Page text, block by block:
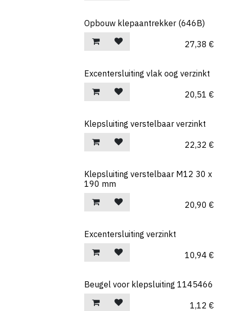
Opbouw klepaantrekker (646B)
27,38 €
Excentersluiting vlak oog verzinkt
20,51 €
Klepsluiting verstelbaar verzinkt
22,32 €
Klepsluiting verstelbaar M12 30 x
190 mm
20,90 €
Excentersluiting verzinkt
10,94 €
Beugel voor klepsluiting 1145466
1,12 €